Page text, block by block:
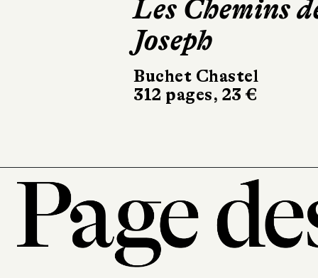
Les Chemins
Joseph
Buchet Chastel
312 pages, 23 €
Le Livre de
Joan
Le Livre de Poche
336 pages, 8,90 €